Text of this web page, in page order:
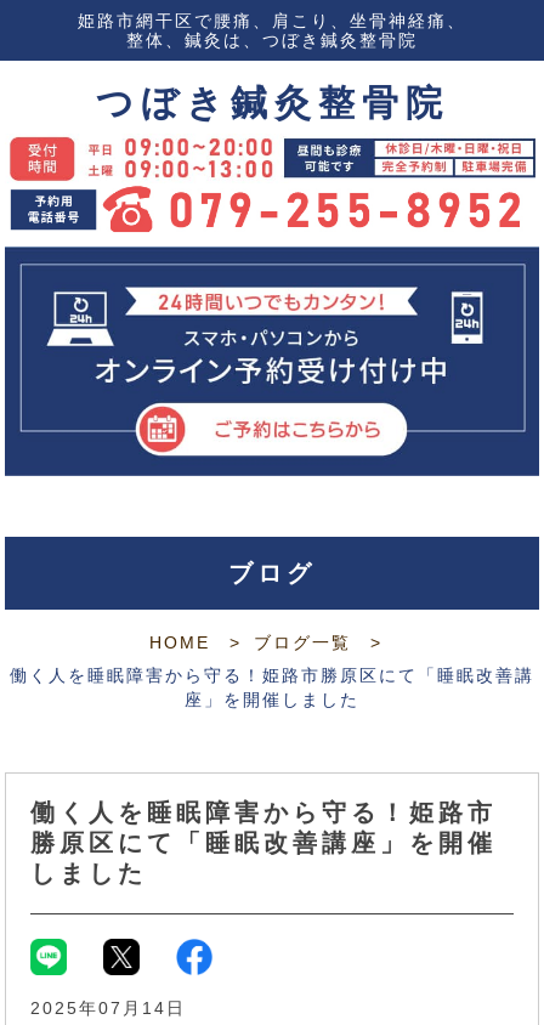
姫路市網干区で腰痛、肩こり、坐骨神経痛、
整体、鍼灸は、つぼき鍼灸整骨院
つぼき鍼灸整骨院
ブログ
HOME
ブログ一覧
働く人を睡眠障害から守る！姫路市勝原区にて「睡眠改善講
座」を開催しました
働く人を睡眠障害から守る！姫路市
勝原区にて「睡眠改善講座」を開催
しました
2025年07月14日